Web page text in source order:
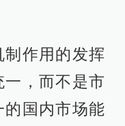
制作用的发挥
，而不是市
国内市场能